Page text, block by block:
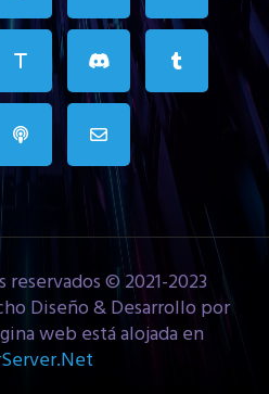
reservados © 2021-2023
Diseño & Desarrollo por
web está alojada en